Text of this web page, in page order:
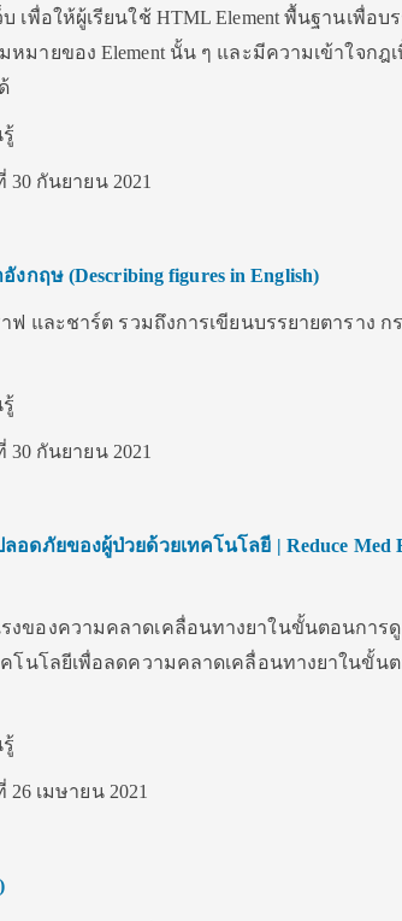
เพื่อให้ผู้เรียนใช้ HTML Element พื้นฐานเพื่อบ
มายของ Element นั้น ๆ และมีความเข้าใจกฎ
30 กันยายน 2021
อังกฤษ (Describing figures in English)
ฟ และชาร์ต รวมถึงการเขียนบรรยายตาราง ก
30 กันยายน 2021
ดภัยของผู้ป่วยด้วยเทคโนโลยี | Reduce Med
งของความคลาดเคลื่อนทางยาในขั้นตอนการ
คโนโลยีเพื่อลดความคลาดเคลื่อนทางยาในขั้น
เมษายน 2021